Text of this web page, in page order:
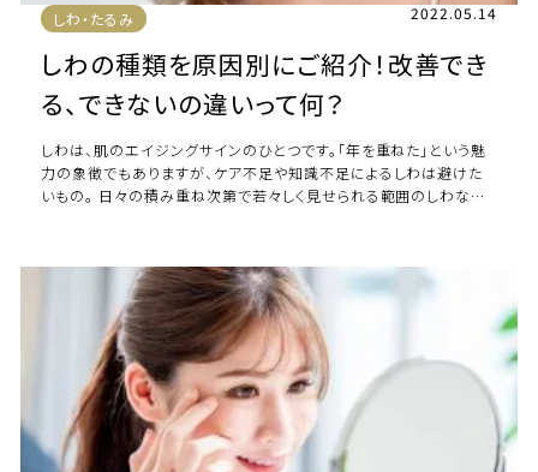
しわ・たるみ 2022.05.14
しわの種類を原因別にご紹介！改善でき
る、できないの違いって何？
しわは、肌のエイジングサインのひとつです。「年を重ねた」という魅
力の象徴でもありますが、ケア不足や知識不足によるしわは避けた
いもの。 日々の積み重ね次第で若々しく見せられる範囲のしわなら